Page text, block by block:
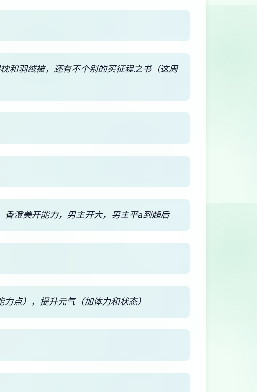
和羽绒被，还有不个别的买征程之书（这周
澄美开能力，男主开大，男主平a到超后
点），提升元气（加体力和状态）